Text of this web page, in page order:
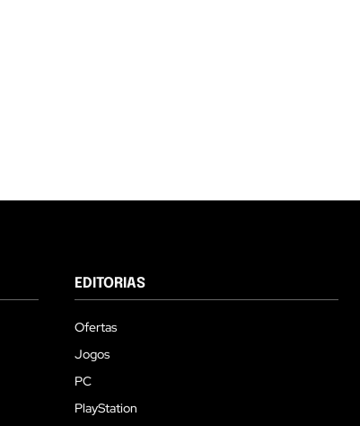
EDITORIAS
Ofertas
Jogos
PC
PlayStation